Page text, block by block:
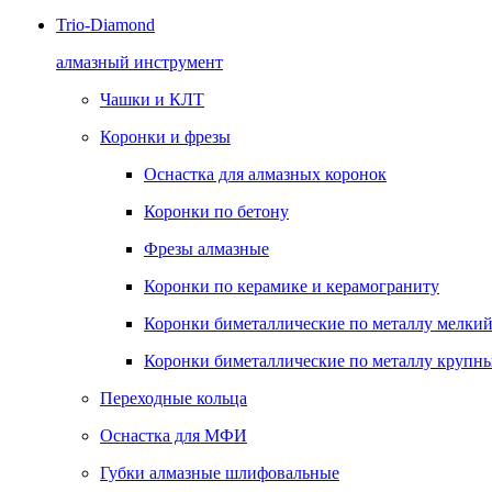
Trio-Diamond
алмазный инструмент
Чашки и КЛТ
Коронки и фрезы
Оснастка для алмазных коронок
Коронки по бетону
Фрезы алмазные
Коронки по керамике и керамограниту
Коронки биметаллические по металлу
Коронки биметаллические по металлу
Переходные кольца
Оснастка для МФИ
Губки алмазные шлифовальные